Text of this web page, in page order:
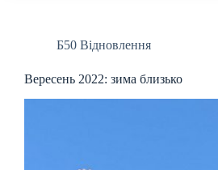
Б50 Відновлення
Вересень 2022: зима близько